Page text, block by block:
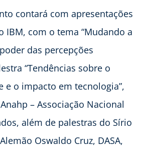
contará com apresentações
IBM, com o tema “Mudando a
das percepções
“Tendências sobre o
e o impacto em tecnologia”,
– Associação Nacional
além de palestras do Sírio
Oswaldo Cruz, DASA,